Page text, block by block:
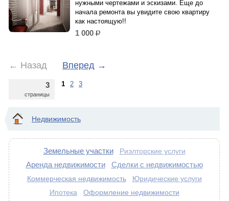
нужными чертежами и эскизами. Еще до
начала ремонта вы увидите свою квартиру
как настоящую!!
1 000 р.
← Назад Вперед →
3
страницы
1 2 3
Недвижимость
Земельные участки Риэлторские услуги
Аренда недвижимости Сделки с недвижимостью
Коммерческая недвижимость
Юридические услуги
Ипотека
Оформление недвижимости